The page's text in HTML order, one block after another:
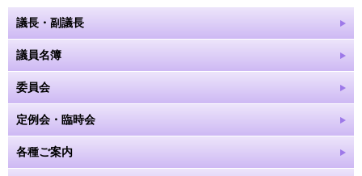
議長・副議長
議員名簿
委員会
定例会・臨時会
各種ご案内